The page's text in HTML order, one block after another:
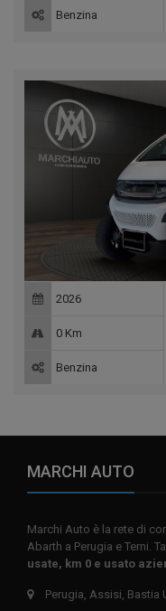
Benzina
2026
0 Km
Benzina
MARCHI AUTO
Marchi Auto è la rete di
Abarth a Perugia e Terni.
usate, km 0 e usato
Perugia, Assisi, Bastia